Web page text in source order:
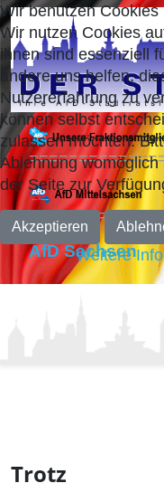
AfD Sachsen
Trotz
Wir benutzen Cookies
Wir nutzen Cookies
ihnen sind essenziell
andere uns helfen,
Nutzererfahrung zu
können selbst
zulassen möchten.
Ablehnung
der Seite zur
Akzeptieren
Weitere